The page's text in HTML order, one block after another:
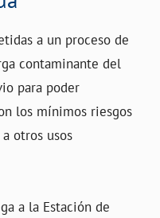
a un proceso de
contaminante del
para poder
los mínimos riesgos
otros usos
a la Estación de